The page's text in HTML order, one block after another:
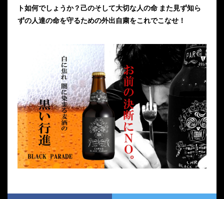
ト如何でしょうか？己のそして大切な人の命 また見ず知ら
ずの人達の命を守るための外出自粛をこれでこなせ！